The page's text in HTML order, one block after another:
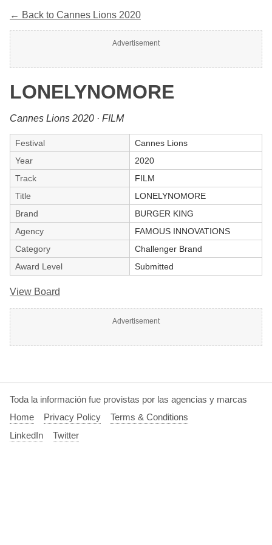
← Back to Cannes Lions 2020
Advertisement
LONELYNOMORE
Cannes Lions 2020 · FILM
Festival
Cannes Lions
Year
2020
Track
FILM
Title
LONELYNOMORE
Brand
BURGER KING
Agency
FAMOUS INNOVATIONS
Category
Challenger Brand
Award Level
Submitted
View Board
Advertisement
Toda la información fue provistas por las agencias y marcas
Home
Privacy Policy
Terms & Conditions
LinkedIn
Twitter